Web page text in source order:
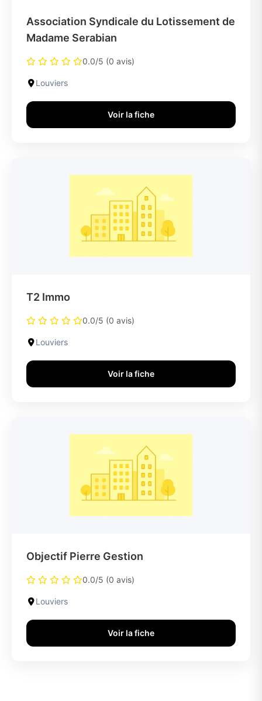
Association Syndicale du Lotissement de
Madame Serabian
0.0/5 (0 avis)
Louviers
Voir la fiche
T2 Immo
0.0/5 (0 avis)
Louviers
Voir la fiche
Objectif Pierre Gestion
0.0/5 (0 avis)
Louviers
Voir la fiche